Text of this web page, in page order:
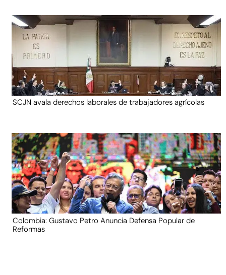
SCJN avala derechos laborales de trabajadores agrícolas
Colombia: Gustavo Petro Anuncia Defensa Popular de
Reformas